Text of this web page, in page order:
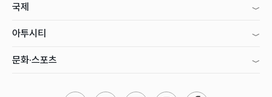
국제
아투시티
문화·스포츠